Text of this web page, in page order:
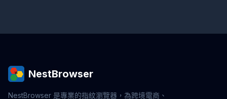
NestBrowser
NestBrowser 是專業的指紋瀏覽器，為跨境電商、